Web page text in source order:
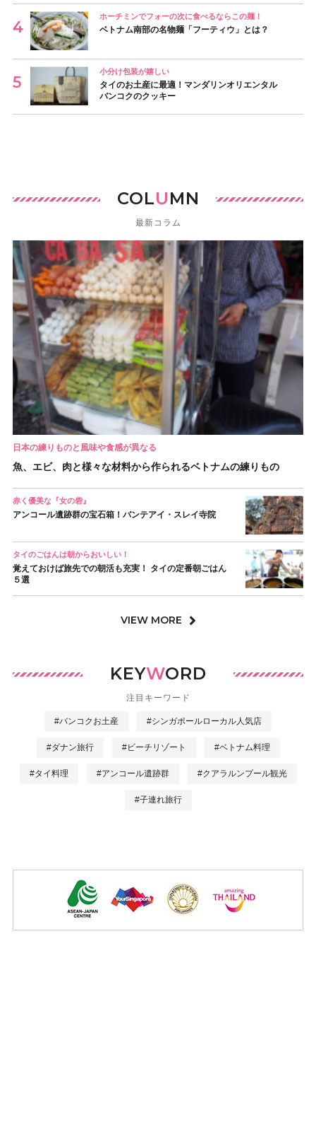
ホーチミンでフォーの次に食べるならこの麺！
ベトナム南部の名物麺「フーティウ」とは？
小分け包装が嬉しい
タイのお土産に最適！マンダリンオリエンタル
バンコクのクッキー
COLUMN
最新コラム
日本の練りものと風味や食感が異なる
魚、エビ、肉と様々な材料から作られるベトナムの練りもの
赤く優美な『女の砦』
アンコール遺跡群の宝石箱！バンテアイ・スレイ寺院
タイのごはんは朝からおいしい！
覚えておけば旅先での朝活も充実！ タイの定番朝ごはん
５選
VIEW MORE
KEYWORD
注目キーワード
#バンコクお土産 #シンガポールローカル人気店
#ダナン旅行 #ビーチリゾート #ベトナム料理
#タイ料理 #アンコール遺跡群 #クアラルンプール観光
#子連れ旅行